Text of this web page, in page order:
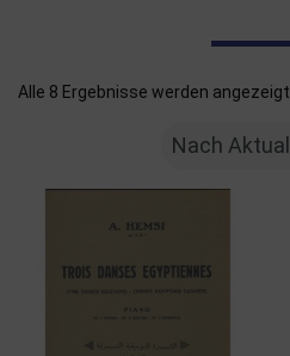
Alle 8 Ergebnisse werden angezeigt